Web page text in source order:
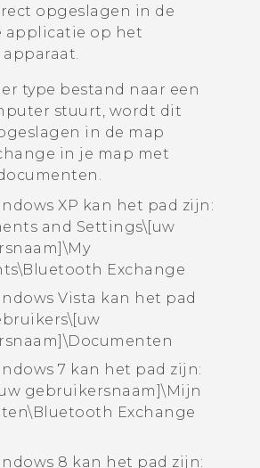
opgeslagen in de
applicatie op het
type bestand naar een
stuurt, wordt dit
in de map
in je map met
XP kan het pad zijn:
and Settings\[uw
Exchange
Vista kan het pad
7 kan het pad zijn:
gebruikersnaam]\Mijn
Exchange
8 kan het pad zijn: